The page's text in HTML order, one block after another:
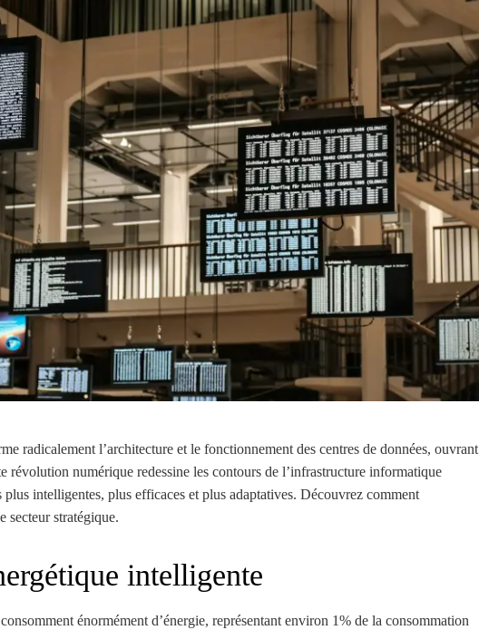
radicalement l’architecture et le fonctionnement des centres de données, ouvrant
révolution numérique redessine les contours de l’infrastructure informatique
intelligentes, plus efficaces et plus adaptatives. Découvrez comment
secteur stratégique.
intelligente
énormément d’énergie, représentant environ 1% de la consommation